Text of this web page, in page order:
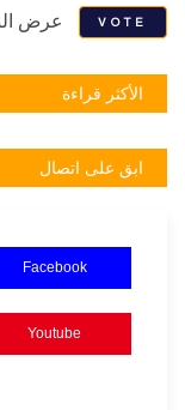
VOTE عرض
الأكثر قراءة
ابق على اتصال
Facebook
Youtube